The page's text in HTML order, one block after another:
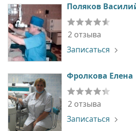
Поляков
2 отзыва
Записаться
Фролкова Елена
2 отзыва
Записаться